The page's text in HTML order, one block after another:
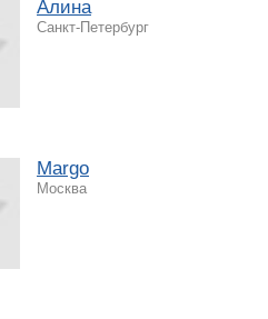
Алина
Санкт-Петербург
Margo
Москва